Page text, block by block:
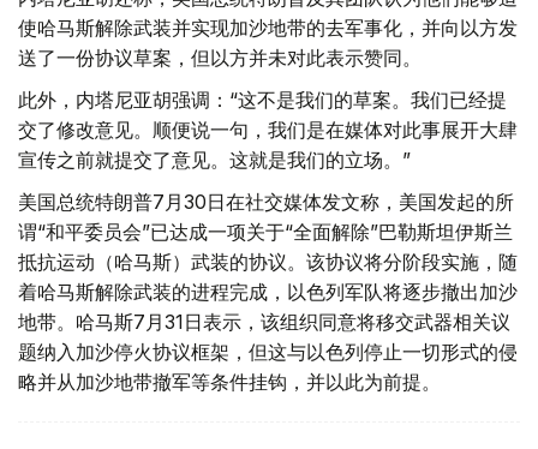
使哈马斯解除武装并实现加沙地带的去军事化，并向以方发
送了一份协议草案，但以方并未对此表示赞同。
此外，内塔尼亚胡强调：“这不是我们的草案。我们已经提
交了修改意见。顺便说一句，我们是在媒体对此事展开大肆
宣传之前就提交了意见。这就是我们的立场。”
美国总统特朗普7月30日在社交媒体发文称，美国发起的所
谓“和平委员会”已达成一项关于“全面解除”巴勒斯坦伊斯兰
抵抗运动（哈马斯）武装的协议。该协议将分阶段实施，随
着哈马斯解除武装的进程完成，以色列军队将逐步撤出加沙
地带。哈马斯7月31日表示，该组织同意将移交武器相关议
题纳入加沙停火协议框架，但这与以色列停止一切形式的侵
略并从加沙地带撤军等条件挂钩，并以此为前提。